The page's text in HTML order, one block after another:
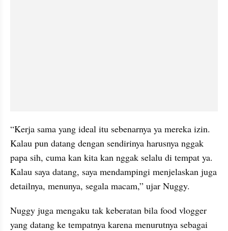
“Kerja sama yang ideal itu sebenarnya ya mereka izin.
Kalau pun datang dengan sendirinya harusnya nggak
papa sih, cuma kan kita kan nggak selalu di tempat ya.
Kalau saya datang, saya mendampingi menjelaskan juga
detailnya, menunya, segala macam,” ujar Nuggy.
Nuggy juga mengaku tak keberatan bila food vlogger
yang datang ke tempatnya karena menurutnya sebagai